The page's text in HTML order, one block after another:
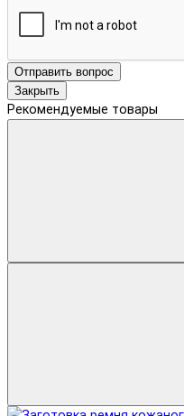
Отправить вопрос
Закрыть
Рекомендуемые товары